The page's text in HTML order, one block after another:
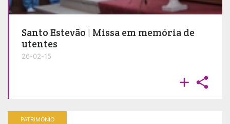
Santo Estevão | Missa em memória de
utentes
26-02-15
 
PATRIMÓNIO